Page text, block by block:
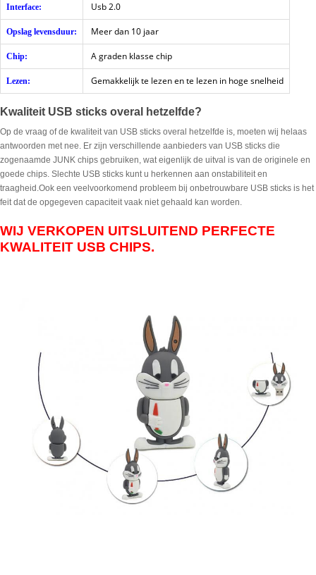
Interface: Usb 2.0
Opslag levensduur: Meer dan 10 jaar
Chip: A graden klasse chip
Lezen: Gemakkelijk te lezen en te lezen in hoge snelheid
Kwaliteit USB sticks overal hetzelfde?
Op de vraag of de kwaliteit van USB sticks overal hetzelfde is, moeten wij helaas
antwoorden met nee. Er zijn verschillende aanbieders van USB sticks die
zogenaamde JUNK chips gebruiken, wat eigenlijk de uitval is van de originele en
goede chips. Slechte USB sticks kunt u herkennen aan onstabiliteit en
traagheid.Ook een veelvoorkomend probleem bij onbetrouwbare USB sticks is het
feit dat de opgegeven capaciteit vaak niet gehaald kan worden.
WIJ VERKOPEN UITSLUITEND PERFECTE
KWALITEIT USB CHIPS.